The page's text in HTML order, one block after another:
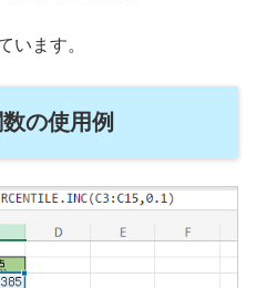
います。
の使用例